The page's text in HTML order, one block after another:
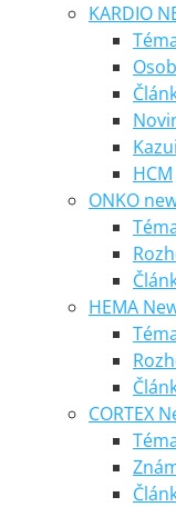
KARDIO
HCM
ONKO
HEMA
CORTEX